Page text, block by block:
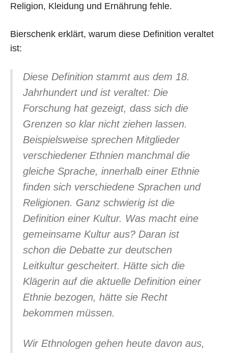
Religion, Kleidung und Ernährung fehle.
Bierschenk erklärt, warum diese Definition veraltet
ist:
Diese Definition stammt aus dem 18.
Jahrhundert und ist veraltet: Die
Forschung hat gezeigt, dass sich die
Grenzen so klar nicht ziehen lassen.
Beispielsweise sprechen Mitglieder
verschiedener Ethnien manchmal die
gleiche Sprache, innerhalb einer Ethnie
finden sich verschiedene Sprachen und
Religionen. Ganz schwierig ist die
Definition einer Kultur. Was macht eine
gemeinsame Kultur aus? Daran ist
schon die Debatte zur deutschen
Leitkultur gescheitert. Hätte sich die
Klägerin auf die aktuelle Definition einer
Ethnie bezogen, hätte sie Recht
bekommen müssen.
Wir Ethnologen gehen heute davon aus,